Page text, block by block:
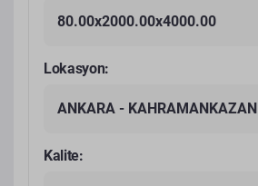
80.00x2000.00x4000.00
Lokasyon:
ANKARA - KAHRAMANKAZAN
Kalite: